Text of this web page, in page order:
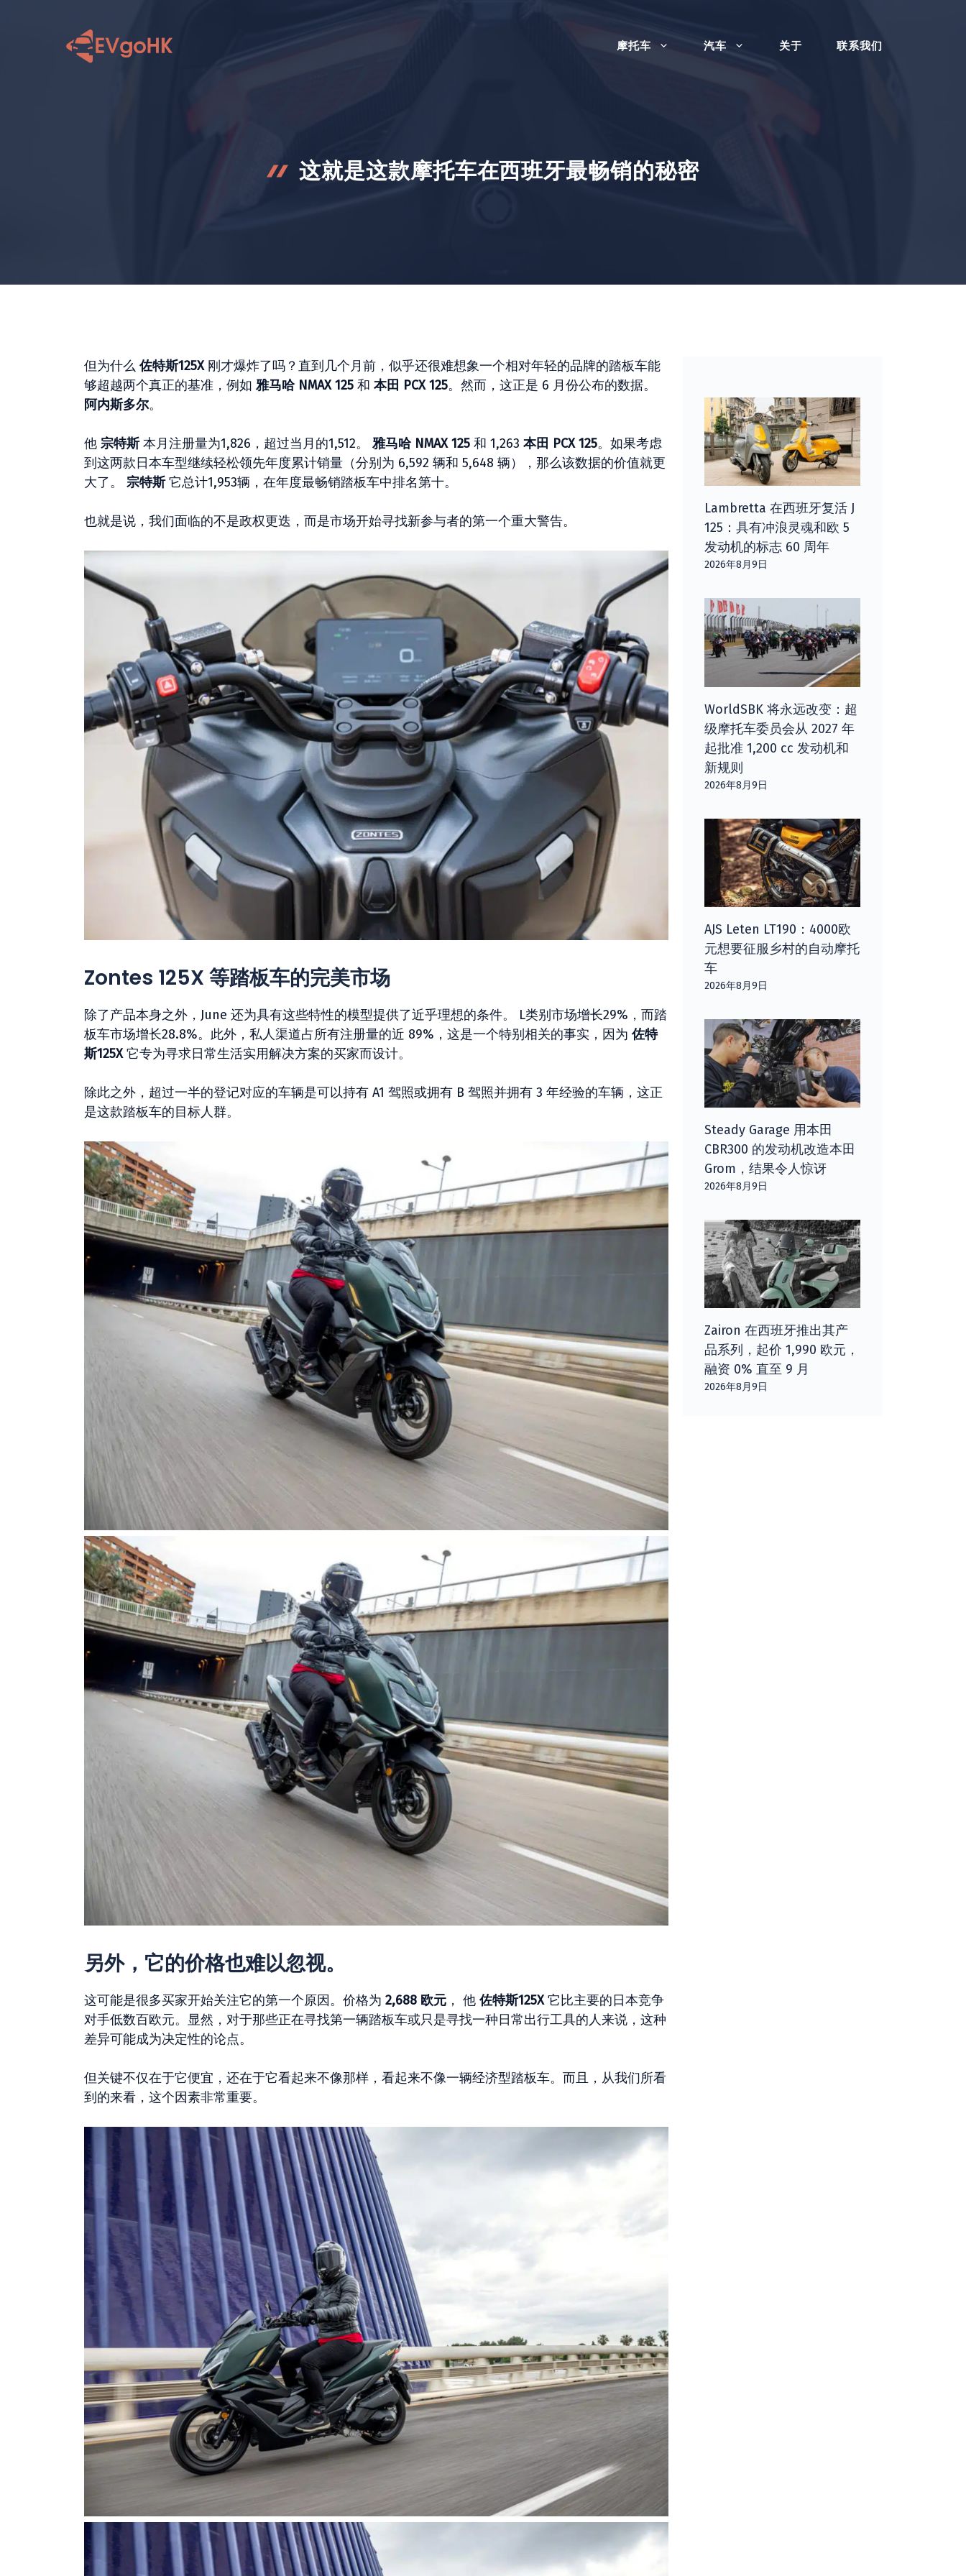
摩托车 汽车 关于 联系我们
这就是这款摩托车在西班牙最畅销的秘密
但为什么 佐特斯125X刚才爆炸了吗？直到几个月前，似乎还很难想象一个相对年轻的品牌的踏板车能
够超越两个真正的基准，例如 雅马哈 NMAX 125 和 本田 PCX 125。然而，这正是 6 月份公布的数据。
阿内斯多尔。
他 宗特斯本月注册量为1,826，超过当月的1,512。 雅马哈 NMAX 125 和 1,263 本田 PCX 125。如果考虑
到这两款日本车型继续轻松领先年度累计销量（分别为 6,592 辆和 5,648 辆），那么该数据的价值就更
大了。 宗特斯它总计1,953辆，在年度最畅销踏板车中排名第十。
也就是说，我们面临的不是政权更迭，而是市场开始寻找新参与者的第一个重大警告。
Zontes 125X 等踏板车的完美市场
除了产品本身之外，June 还为具有这些特性的模型提供了近乎理想的条件。 L类别市场增长29%，而踏
板车市场增长28.8%。此外，私人渠道占所有注册量的近 89%，这是一个特别相关的事实，因为 佐特
斯125X它专为寻求日常生活实用解决方案的买家而设计。
除此之外，超过一半的登记对应的车辆是可以持有 A1 驾照或拥有 B 驾照并拥有 3 年经验的车辆，这正
是这款踏板车的目标人群。
另外，它的价格也难以忽视。
这可能是很多买家开始关注它的第一个原因。价格为 2,688 欧元 ， 他 佐特斯125X它比主要的日本竞争
对手低数百欧元。显然，对于那些正在寻找第一辆踏板车或只是寻找一种日常出行工具的人来说，这种
差异可能成为决定性的论点。
但关键不仅在于它便宜，还在于它看起来不像那样，看起来不像一辆经济型踏板车。而且，从我们所看
到的来看，这个因素非常重要。
Lambretta 在西班牙复活 J
125：具有冲浪灵魂和欧 5
发动机的标志 60 周年
2026年8月9日
WorldSBK 将永远改变：超
级摩托车委员会从 2027 年
起批准 1,200 cc 发动机和
新规则
2026年8月9日
AJS Leten LT190：4000欧
元想要征服乡村的自动摩托
车
2026年8月9日
Steady Garage 用本田
CBR300 的发动机改造本田
Grom，结果令人惊讶
2026年8月9日
Zairon 在西班牙推出其产
品系列，起价 1,990 欧元，
融资 0% 直至 9 月
2026年8月9日